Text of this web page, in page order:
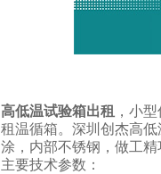
高低温试验箱出租
，小
租温循箱。深圳创杰高
涂，内部不锈钢，做工精
主要技术参数：